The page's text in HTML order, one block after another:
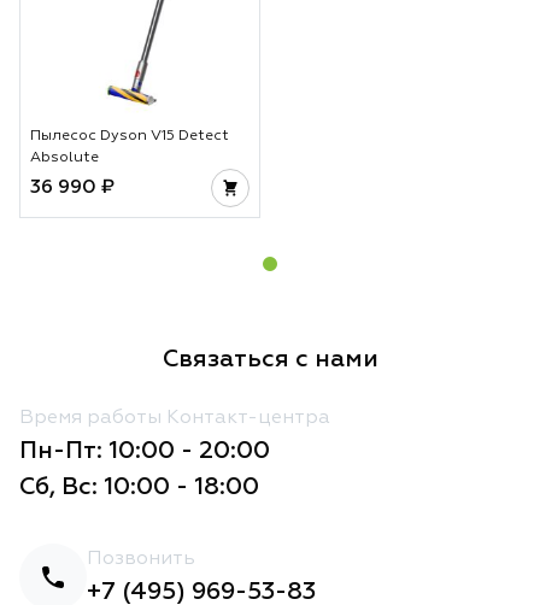
Пылесос Dyson V15 Detect
Absolute
36 990 ₽
Связаться с нами
Время работы Контакт-центра
Пн-Пт: 10:00 - 20:00
Сб, Вс: 10:00 - 18:00
Позвонить
+7 (495) 969-53-83